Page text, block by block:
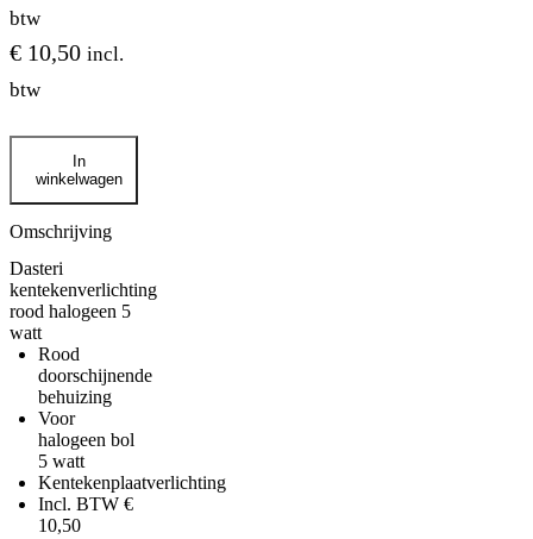
btw
€ 10,50 incl.
btw
Dasteri
kentekenverlichting
rood
halogeen
5
aantal
In
winkelwagen
Omschrijving
Dasteri
kentekenverlichting
rood halogeen 5
watt
Rood
doorschijnende
behuizing
Voor
halogeen bol
5 watt
Kentekenplaatverlichting
Incl. BTW €
10,50